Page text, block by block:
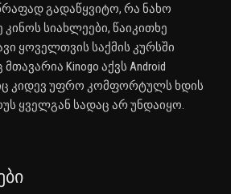
გადაწყვიტო, რა ნახო
სიახლეები, წაიკითხე
ყოველთვის საქმის კურსში
Kinogo აქვს Android
კიდევ უფრო კომფორტულს ხდის
ყველგან სადაც არ უნდაიყო.